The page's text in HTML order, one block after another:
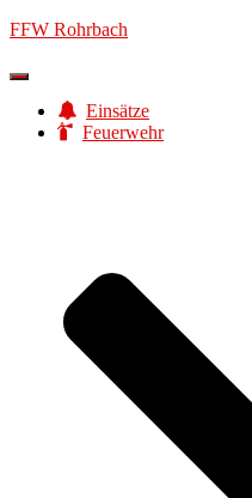
FFW Rohrbach
Navigation
umschaltenEinsätze
Feuerwehr